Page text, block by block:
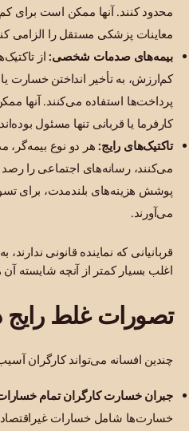
محدود کنند. آنها ممکن است برای
معاینات پزشکی مستقل را الزامی
بیمه‌های صدمات شخصی:از
کم‌ارزش، به تأخیر انداختن خسارت
پرداخت‌ها استفاده می‌کنند. آنها
کارفرما یا قربانی تنها مسئول
تاکتیک‌های رایج:هر دو نوع
می‌کنند، رسانه‌های اجتماعی را رصد
پوشش هزینه‌های بلندمدت، برای
می‌آورند.
قربانیانی که نماینده قانونی
اغلب بسیار کمتر از آنچه شایسته
تصورات غلط رایج
چندین افسانه می‌تواند کارگران
جبران خسارت کارگران تمام
خسارت‌ها شامل خسارات